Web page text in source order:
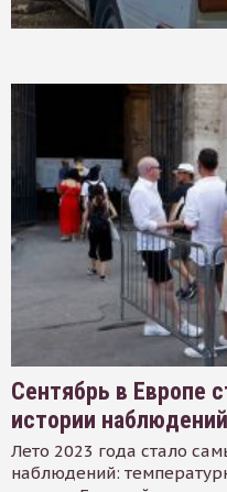
Сентябрь в Европе
истории наблюдений
Лето 2023 года стало
наблюдений: